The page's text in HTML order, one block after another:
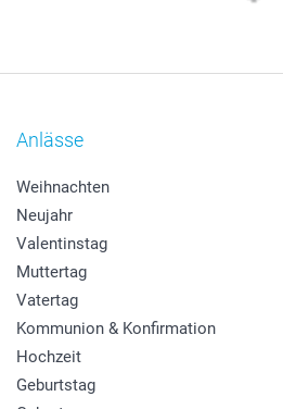
Anlässe
Weihnachten
Neujahr
Valentinstag
Muttertag
Vatertag
Kommunion & Konfirmation
Hochzeit
Geburtstag